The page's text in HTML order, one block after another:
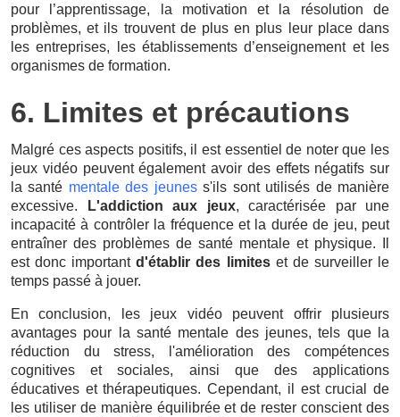
pour l’apprentissage, la motivation et la résolution de
problèmes, et ils trouvent de plus en plus leur place dans
les entreprises, les établissements d’enseignement et les
organismes de formation.
6. Limites et précautions
Malgré ces aspects positifs, il est essentiel de noter que les
jeux vidéo peuvent également avoir des effets négatifs sur
la santé mentale des jeuness'ils sont utilisés de manière
excessive.
L'addiction aux jeux, caractérisée par une
incapacité à contrôler la fréquence et la durée de jeu, peut
entraîner des problèmes de santé mentale et physique. Il
est donc importantd'établir des limiteset de surveiller le
temps passé à jouer.
En conclusion, les jeux vidéo peuvent offrir plusieurs
avantages pour la santé mentale des jeunes, tels que la
réduction du stress, l'amélioration des compétences
cognitives et sociales, ainsi que des applications
éducatives et thérapeutiques. Cependant, il est crucial de
les utiliser de manière équilibrée et de rester conscient des